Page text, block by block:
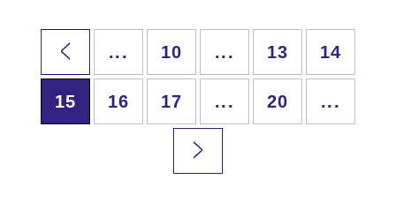
... 10 ... 13 14
15 16 17 ... 20 ...